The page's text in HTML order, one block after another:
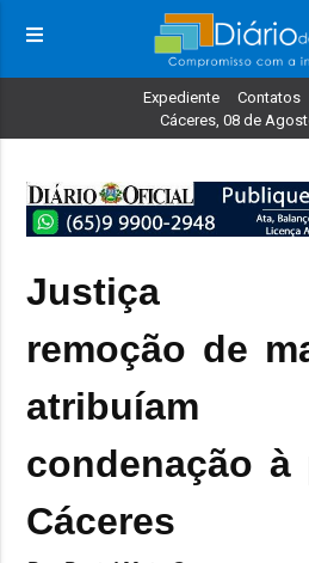
Expediente Contatos
Cáceres, 08 de
Justiça
remoção de
condenação à
Cáceres